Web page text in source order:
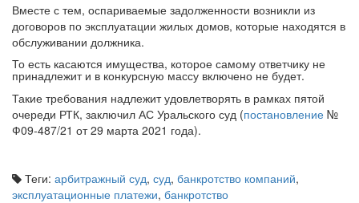
Вместе с тем, оспариваемые задолженности возникли из
договоров по эксплуатации жилых домов, которые находятся в
обслуживании должника.
То есть касаются имущества, которое самому ответчику не
принадлежит и в конкурсную массу включено не будет.
Такие требования надлежит удовлетворять в рамках пятой
очереди РТК, заключил АС Уральского суд (постановление №
Ф09-487/21 от 29 марта 2021 года).
Теги: арбитражный суд, суд, банкротство компаний,
эксплуатационные платежи, банкротство